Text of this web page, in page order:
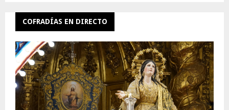
COFRADÍAS EN DIRECTO